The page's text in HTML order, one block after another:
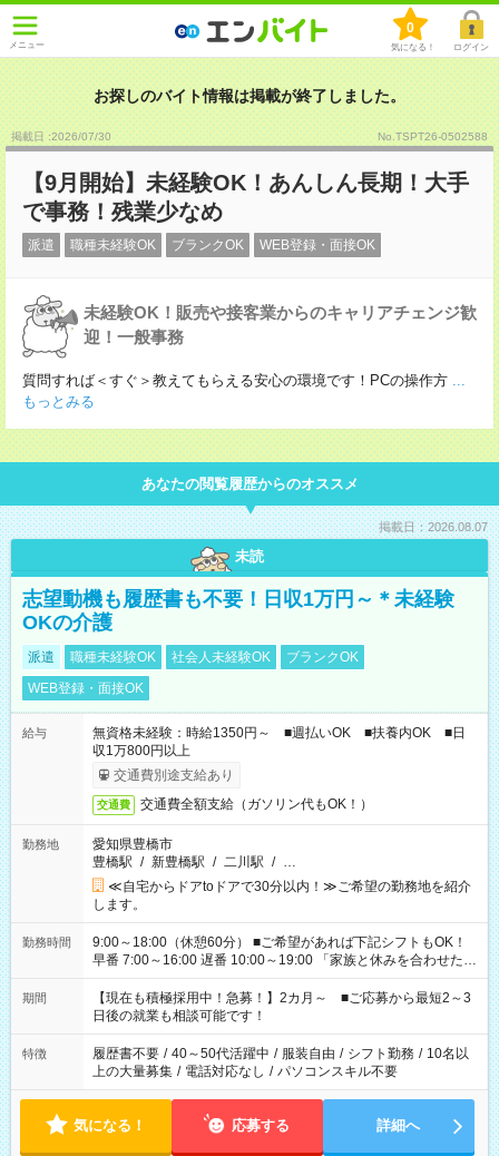
メニュー
0
気になる！ ログイン
お探しのバイト情報は掲載が終了しました。
掲載日 :2026/07/30 No.TSPT26-0502588
【9月開始】未経験OK！あんしん長期！大手
で事務！残業少なめ
派遣 職種未経験OK ブランクOK WEB登録・面接OK
未経験OK！販売や接客業からのキャリアチェンジ歓
迎！一般事務
質問すれば＜すぐ＞教えてもらえる安心の環境です！PCの操作方 ...
もっとみる
あなたの閲覧履歴からのオススメ
掲載日：2026.08.07
未読
志望動機も履歴書も不要！日収1万円～＊未経験
OKの介護
派遣 職種未経験OK 社会人未経験OK
ブランクOK
WEB登録・面接OK
給与
無資格未経験：時給1350円～ ■週払いOK ■扶養内OK ■日
収1万800円以上
交通費別途支給あり
交通費 交通費全額支給（ガソリン代もOK！）
勤務地
愛知県豊橋市
豊橋駅 / 新豊橋駅 / 二川駅 / …
≪自宅からドアtoドアで30分以内！≫ご希望の勤務地を紹介
します。
勤務時間
9:00～18:00（休憩60分） ■ご希望があれば下記シフトもOK！
早番 7:00～16:00 遅番 10:00～19:00 「家族と休みを合わせた
い」 「余裕を持って夕飯の準備がしたい」 「できれば残業はし
たくない」 など、ご希望を教えてくださいね。 ※Wワーク希望
の方へ 今ご覧のお仕事で希望する勤務時間と、もう1つのお仕事
の勤務時間。 合計で週40時間を超える場合は応募できません。
期間
【現在も積極採用中！急募！】2カ月～ ■ご応募から最短2～3
日後の就業も相談可能です！
特徴 履歴書不要 / 40～50代活躍中 / 服装自由 / シフト勤務 / 10名以
上の大量募集 / 電話対応なし / パソコンスキル不要
気になる！ 応募する 詳細へ